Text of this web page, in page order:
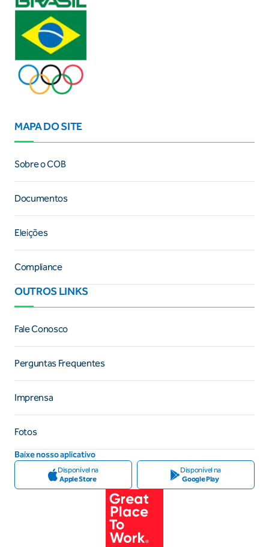
MAPA DO SITE
Sobre o COB
Documentos
Eleições
Compliance
OUTROS LINKS
Fale Conosco
Perguntas Frequentes
Imprensa
Fotos
Baixe nosso aplicativo
Disponível na
Apple Store
Disponível na
Google Play